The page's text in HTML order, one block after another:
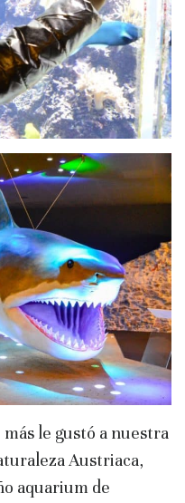
le gustó a nuestra
Austriaca,
aquarium de